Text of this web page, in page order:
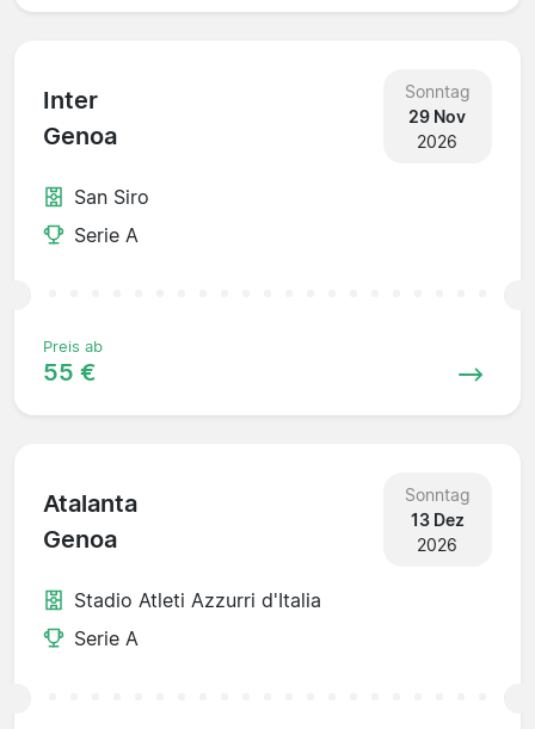
Inter
Genoa
Sonntag
29 Nov
2026
San Siro
Serie A
Preis ab
55 €
Atalanta
Genoa
Sonntag
13 Dez
2026
Stadio Atleti Azzurri d'Italia
Serie A